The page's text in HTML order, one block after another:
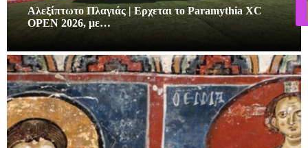
Αλεξίπτωτο Πλαγιάς | Ερχεται το Paramythia XC
OPEN 2026, με…